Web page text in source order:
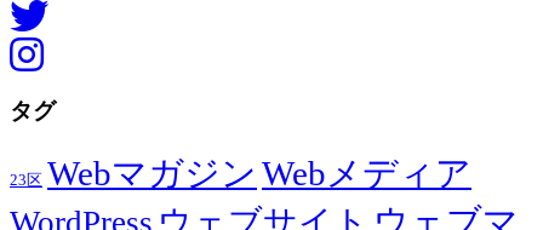
タグ
23区 Webマガジン Webメディア
ウェブサイト ウェブマ